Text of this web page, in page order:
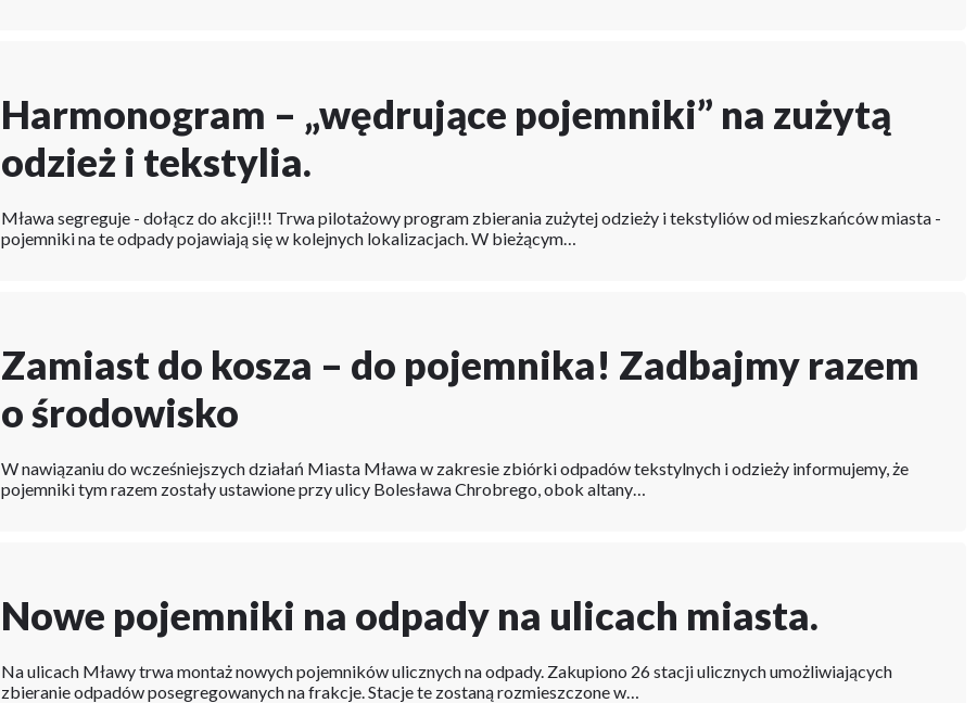
Harmonogram – „wędrujące pojemniki” na zużytą
odzież i tekstylia.
Mława segreguje - dołącz do akcji!!! Trwa pilotażowy program zbierania zużytej odzieży i tekstyliów od mieszkańców miasta -
pojemniki na te odpady pojawiają się w kolejnych lokalizacjach. W bieżącym…
Zamiast do kosza – do pojemnika! Zadbajmy razem
o środowisko
W nawiązaniu do wcześniejszych działań Miasta Mława w zakresie zbiórki odpadów tekstylnych i odzieży informujemy, że
pojemniki tym razem zostały ustawione przy ulicy Bolesława Chrobrego, obok altany…
Nowe pojemniki na odpady na ulicach miasta.
Na ulicach Mławy trwa montaż nowych pojemników ulicznych na odpady. Zakupiono 26 stacji ulicznych umożliwiających
zbieranie odpadów posegregowanych na frakcje. Stacje te zostaną rozmieszczone w…